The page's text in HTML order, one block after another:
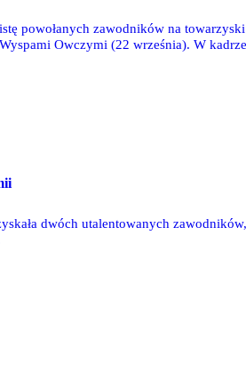
powołanych zawodników na
Owczymi (22 września). W
dwóch utalentowanych